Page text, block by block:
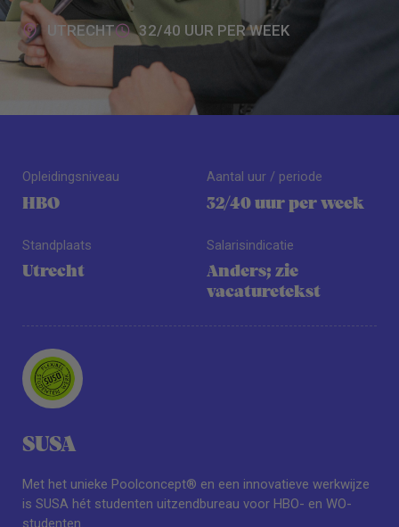
UTRECHT 32/40 UUR PER WEEK
Opleidingsniveau
HBO
Standplaats
Utrecht
Aantal uur / periode
32/40 uur per week
Salarisindicatie
Anders; zie
vacaturetekst
SUSA
Met het unieke Poolconcept® en een innovatieve werkwijze
is SUSA hét studenten uitzendbureau voor HBO- en WO-
studenten.